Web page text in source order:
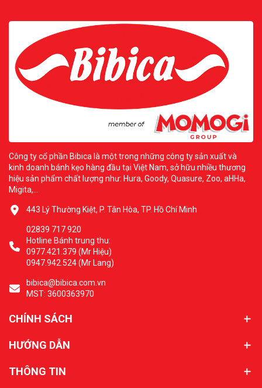
Công ty cổ phần Bibica là một trong những công ty sản xuất và
kinh doanh bánh kẹo hàng đầu tại Việt Nam, sở hữu nhiều thương
hiệu sản phẩm chất lượng như: Hura, Goody, Quasure, Zoo, aHHa,
Migita,...
443 Lý Thường Kiệt, P. Tân Hòa, TP. Hồ Chí Minh
02839 717 920
Hotline Bánh trung thu:
0977.421.379 (Mr Hiệu)
0947.942.524 (Mr Lang)
bibica@bibica.com.vn
MST: 3600363970
CHÍNH SÁCH
HƯỚNG DẪN
THÔNG TIN